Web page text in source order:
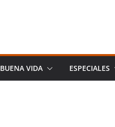
BUENA VIDA ESPECIALES